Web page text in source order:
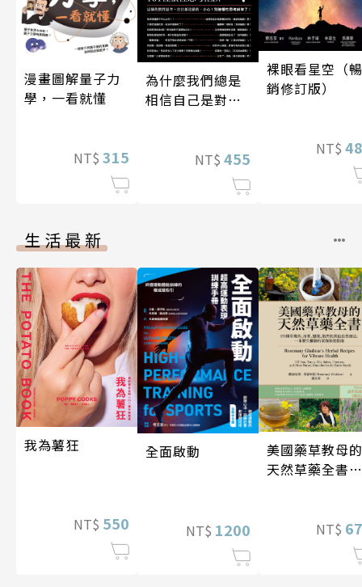
漫畫圖解量子力
學，一看就懂
NT$ 315
為什麼我們總是
相信自己是對
NT$ 455
裸眼看星空（暢
銷修訂版）
NT$
生活最新
我為薯狂
NT$ 550
全面啟動
NT$ 1200
美國藥草教母的
天然草藥全書
NT$